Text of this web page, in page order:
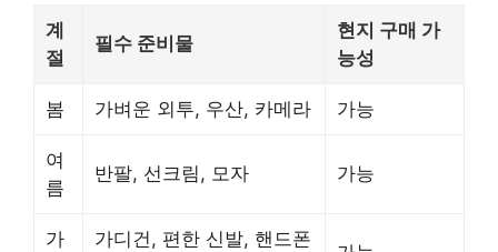
계
절
필수 준비물
현지 구매 가
능성
봄 가벼운 외투, 우산, 카메라 가능
여
름
반팔, 선크림, 모자 가능
가
가디건, 편한 신발, 핸드폰